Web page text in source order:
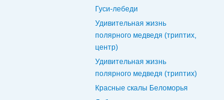
Гуси-лебеди
Удивительная жизнь
полярного медведя (триптих,
центр)
Удивительная жизнь
полярного медведя (триптих)
Красные скалы Беломорья